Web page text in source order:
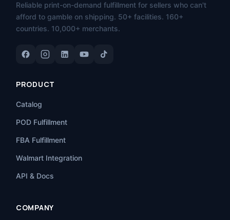
Reliable print-on-demand fulfillment for sellers who can't
afford to gamble on shipping. 50+ facilities. 160+
countries. 10,000+ merchants.
PRODUCT
Catalog
POD Fulfillment
FBA Fulfillment
Walmart Integration
API & Docs
COMPANY